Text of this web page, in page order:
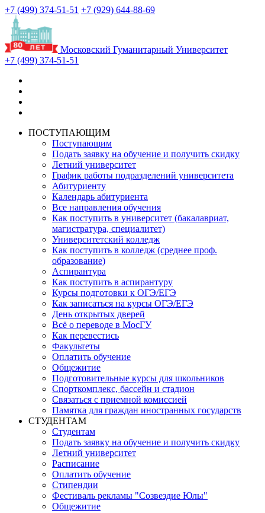
+7 (499) 374-51-51 +7 (929) 644-88-69
Московский Гуманитарный Университет
+7 (499) 374-51-51
ПОСТУПАЮЩИМ
Поступающим
Подать заявку на обучение и получить скидку
Летний университет
График работы подразделений университета
Абитуриенту
Календарь абитуриента
Все направления обучения
Как поступить в университет (бакалавриат,
магистратура, специалитет)
Университетский колледж
Как поступить в колледж (среднее проф.
образование)
Аспирантура
Как поступить в аспирантуру
Курсы подготовки к ОГЭ/ЕГЭ
Как записаться на курсы ОГЭ/ЕГЭ
День открытых дверей
Всё о переводе в МосГУ
Как перевестись
Факультеты
Оплатить обучение
Общежитие
Подготовительные курсы для школьников
Спорткомплекс, бассейн и стадион
Связаться с приемной комиссией
Памятка для граждан иностранных государств
СТУДЕНТАМ
Студентам
Подать заявку на обучение и получить скидку
Летний университет
Расписание
Оплатить обучение
Стипендии
Фестиваль рекламы "Созвездие Юлы"
Общежитие